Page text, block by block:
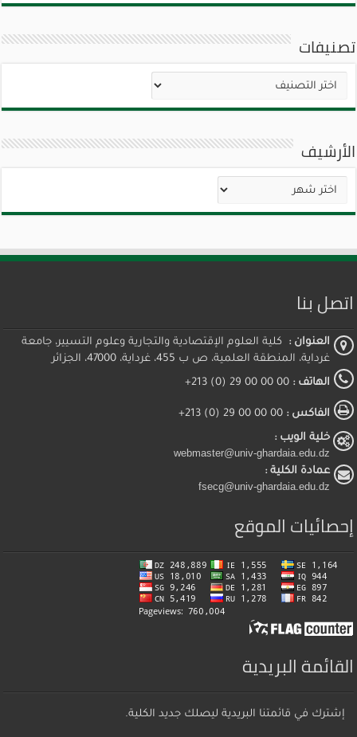
تصنيفات
تصنيفات
الأرشيف
الأرشيف
اتصل بنا
العنوان : كلية العلوم الإقتصادية والتجارية وعلوم التسيير، جامعة
غرداية، المنطقة العلمية، ص ب 455، غرداية، 47000، الجزائر
الهاتف : 00 00 00 29 (0) 213+
الفاكس : 00 00 00 29 (0) 213+
خلية الويب :
webmaster@univ-ghardaia.edu.dz
عمادة الكلية :
fsecg@univ-ghardaia.edu.dz
إحصائيات الموقع
القائمة البريدية
إشترك في قائمتنا البريدية ليصلك جديد الكلية.